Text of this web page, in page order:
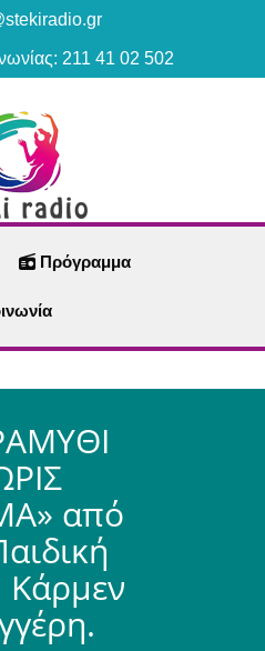
211 41 02 502
Πρόγραμμα
από
Κάρμεν